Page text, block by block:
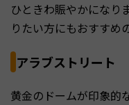
ひときわ賑やかになり
りたい方にもおすすめ
アラブストリート
黄金のドームが印象的